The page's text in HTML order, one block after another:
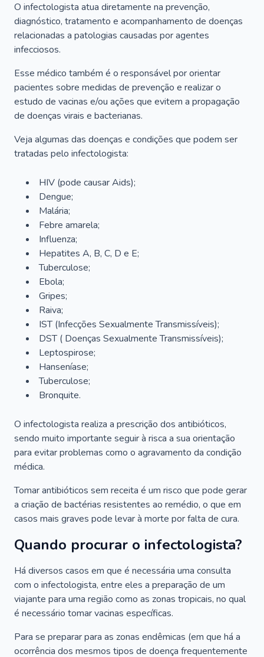
O infectologista atua diretamente na prevenção,
diagnóstico, tratamento e acompanhamento de doenças
relacionadas a patologias causadas por agentes
infecciosos.
Esse médico também é o responsável por orientar
pacientes sobre medidas de prevenção e realizar o
estudo de vacinas e/ou ações que evitem a propagação
de doenças virais e bacterianas.
Veja algumas das doenças e condições que podem ser
tratadas pelo infectologista:
HIV (pode causar Aids);
Dengue;
Malária;
Febre amarela;
Influenza;
Hepatites A, B, C, D e E;
Tuberculose;
Ebola;
Gripes;
Raiva;
IST (Infecções Sexualmente Transmissíveis);
DST ( Doenças Sexualmente Transmissíveis);
Leptospirose;
Hanseníase;
Tuberculose;
Bronquite.
O infectologista realiza a prescrição dos antibióticos,
sendo muito importante seguir à risca a sua orientação
para evitar problemas como o agravamento da condição
médica.
Tomar antibióticos sem receita é um risco que pode gerar
a criação de bactérias resistentes ao remédio, o que em
casos mais graves pode levar à morte por falta de cura.
Quando procurar o infectologista?
Há diversos casos em que é necessária uma consulta
com o infectologista, entre eles a preparação de um
viajante para uma região como as zonas tropicais, no qual
é necessário tomar vacinas específicas.
Para se preparar para as zonas endêmicas (em que há a
ocorrência dos mesmos tipos de doença frequentemente